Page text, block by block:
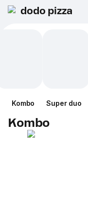
dodo pizza
Kombo Super duo
Kombo